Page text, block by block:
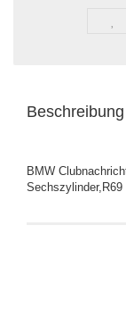
Beschreibung
BMW